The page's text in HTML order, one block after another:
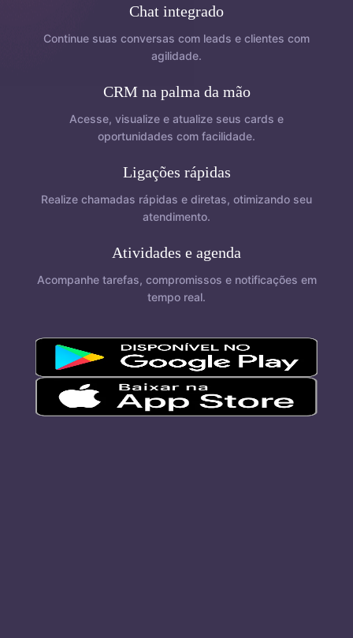
Chat integrado
Continue suas conversas com leads e clientes com
agilidade.
CRM na palma da mão
Acesse, visualize e atualize seus cards e
oportunidades com facilidade.
Ligações rápidas
Realize chamadas rápidas e diretas, otimizando seu
atendimento.
Atividades e agenda
Acompanhe tarefas, compromissos e notificações em
tempo real.